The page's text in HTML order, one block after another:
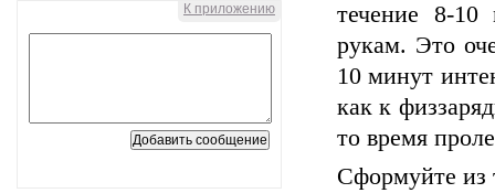
К приложению
течение 8-
рукам. Это
10 минут
как к
то время
Сформуйте из